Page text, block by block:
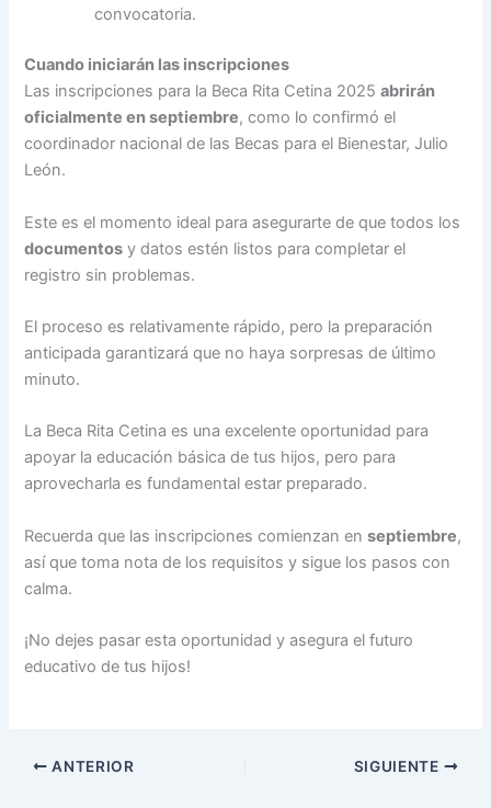
convocatoria.
Cuando iniciarán las inscripciones
Las inscripciones para la Beca Rita Cetina 2025abrirán
oficialmente en septiembre, como lo confirmó el
coordinador nacional de las Becas para el Bienestar, Julio
León.
Este es el momento ideal para asegurarte de que todos los
documentos y datos estén listos para completar el
registro sin problemas.
El proceso es relativamente rápido, pero la preparación
anticipada garantizará que no haya sorpresas de último
minuto.
La Beca Rita Cetina es una excelente oportunidad para
apoyar la educación básica de tus hijos, pero para
aprovecharla es fundamental estar preparado.
Recuerda que las inscripciones comienzan enseptiembre,
así que toma nota de los requisitos y sigue los pasos con
calma.
¡No dejes pasar esta oportunidad y asegura el futuro
educativo de tus hijos!
ANTERIOR SIGUIENTE